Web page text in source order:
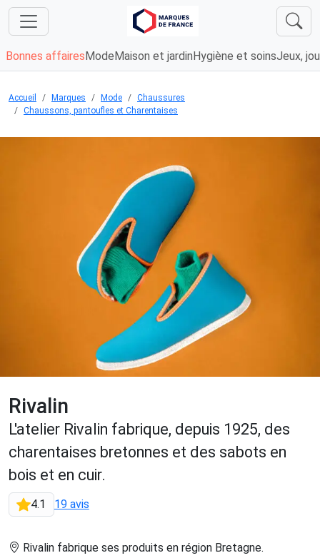
Bonnes affaires Mode Maison et jardin Hygiène et soinsJeux,
Accueil Marques Mode
Chaussures
Chaussons, pantoufles et Charentaises
Chargement...
Rivalin
L'atelier Rivalin fabrique, depuis 1925, des
charentaises bretonnes et des sabots en
bois et en cuir.
4.1 19 avis
Rivalin fabrique ses produits en région Bretagne.